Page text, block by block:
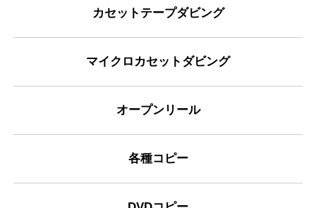
カセットテープダビング
マイクロカセットダビング
オープンリール
各種コピー